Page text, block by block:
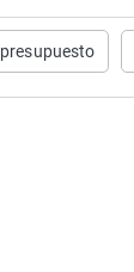
presupuesto